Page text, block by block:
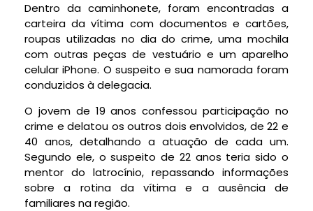
Dentro da caminhonete, foram encontradas a
carteira da vítima com documentos e cartões,
roupas utilizadas no dia do crime, uma mochila
com outras peças de vestuário e um aparelho
celular iPhone. O suspeito e sua namorada foram
conduzidos à delegacia.
O jovem de 19 anos confessou participação no
crime e delatou os outros dois envolvidos, de 22 e
40 anos, detalhando a atuação de cada um.
Segundo ele, o suspeito de 22 anos teria sido o
mentor do latrocínio, repassando informações
sobre a rotina da vítima e a ausência de
familiares na região.